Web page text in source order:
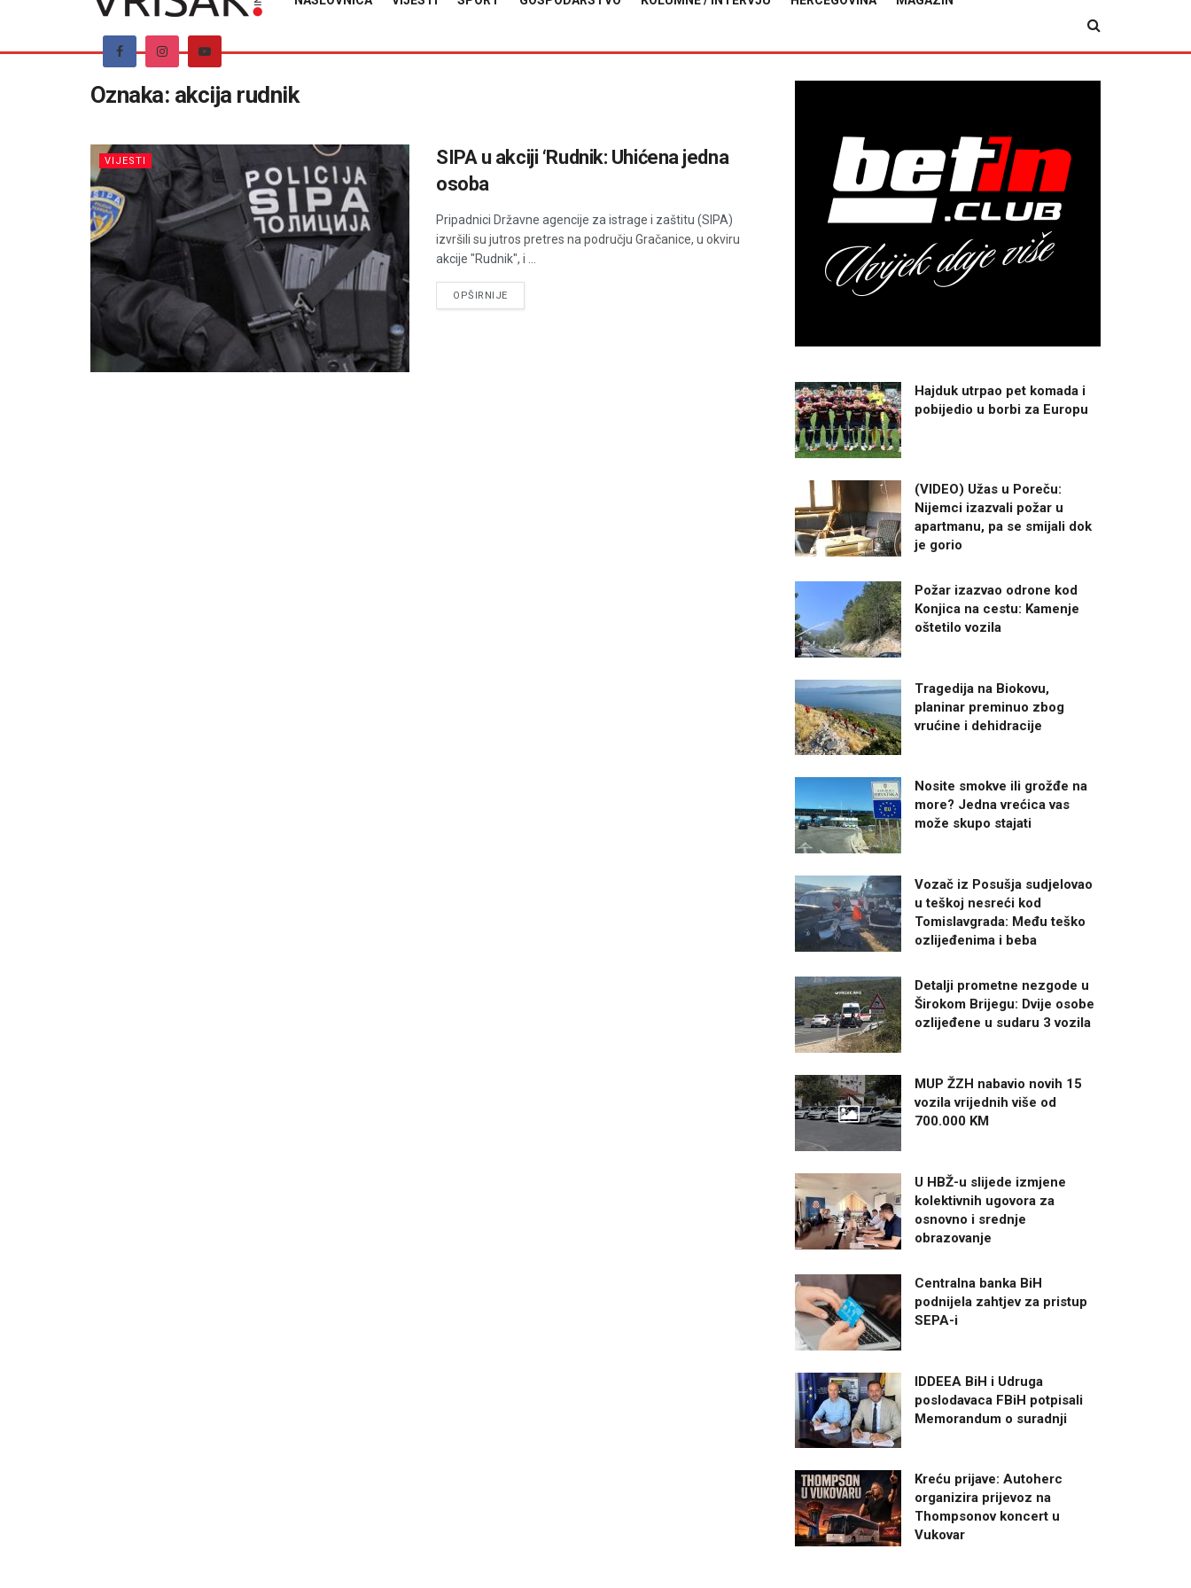
Oznaka: akcija rudnik
VIJESTI
SIPA u akciji ‘Rudnik: Uhićena jedna
osoba
Pripadnici Državne agencije za istrage i zaštitu (SIPA)
izvršili su jutros pretres na području Gračanice, u okviru
akcije "Rudnik", i ...
OPŠIRNIJEDETAILS
Hajduk utrpao pet komada i
pobijedio u borbi za Europu
(VIDEO) Užas u Poreču:
Nijemci izazvali požar u
apartmanu, pa se smijali dok
je gorio
Požar izazvao odrone kod
Konjica na cestu: Kamenje
oštetilo vozila
Tragedija na Biokovu,
planinar preminuo zbog
vrućine i dehidracije
Nosite smokve ili grožđe na
more? Jedna vrećica vas
može skupo stajati
Vozač iz Posušja sudjelovao
u teškoj nesreći kod
Tomislavgrada: Među teško
ozlijeđenima i beba
Detalji prometne nezgode u
Širokom Brijegu: Dvije osobe
ozlijeđene u sudaru 3 vozila
MUP ŽZH nabavio novih 15
vozila vrijednih više od
700.000 KM
U HBŽ-u slijede izmjene
kolektivnih ugovora za
osnovno i srednje
obrazovanje
Centralna banka BiH
podnijela zahtjev za pristup
SEPA-i
IDDEEA BiH i Udruga
poslodavaca FBiH potpisali
Memorandum o suradnji
Kreću prijave: Autoherc
organizira prijevoz na
Thompsonov koncert u
Vukovar